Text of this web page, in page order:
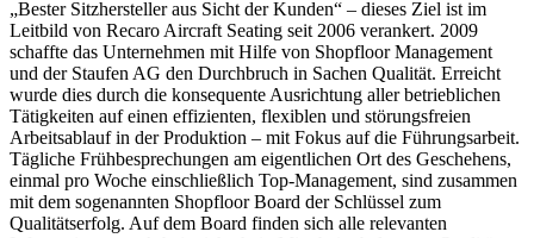
„Bester Sitzhersteller aus Sicht der Kunden“ – dieses Ziel ist im
Leitbild von Recaro Aircraft Seating seit 2006 verankert. 2009
schaffte das Unternehmen mit Hilfe von Shopfloor Management
und der Staufen AG den Durchbruch in Sachen Qualität. Erreicht
wurde dies durch die konsequente Ausrichtung aller betrieblichen
Tätigkeiten auf einen effizienten, flexiblen und störungsfreien
Arbeitsablauf in der Produktion – mit Fokus auf die Führungsarbeit.
Tägliche Frühbesprechungen am eigentlichen Ort des Geschehens,
einmal pro Woche einschließlich Top-Management, sind zusammen
mit dem sogenannten Shopfloor Board der Schlüssel zum
Qualitätserfolg. Auf dem Board finden sich alle relevanten